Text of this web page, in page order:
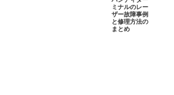
ミナルのレー
ザー故障事例
と修理方法の
まとめ